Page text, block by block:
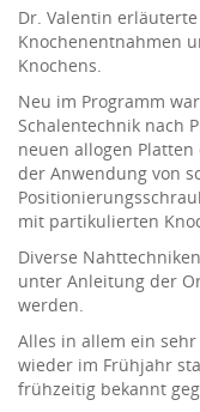
Dr. Valentin
Knochenentnahmen
Knochens.
Neu im Programm
Schalentechnik nach
neuen allogen
der Anwendung von
mit partikulierten
Diverse
unter Anleitung der
werden.
Alles in allem ein
wieder im Frühjahr
frühzeitig bekannt